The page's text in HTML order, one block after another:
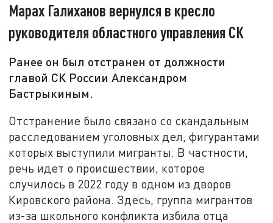
Марах Галиханов вернулся в кресло
руководителя областного управления СК
Ранее он был отстранен от должности
главой СК России Александром
Бастрыкиным.
Отстранение было связано со скандальным
расследованием уголовных дел, фигурантами
которых выступили мигранты. В частности,
речь идет о происшествии, которое
случилось в 2022 году в одном из дворов
Кировского района. Здесь, группа мигрантов
из-за школьного конфликта избила отца